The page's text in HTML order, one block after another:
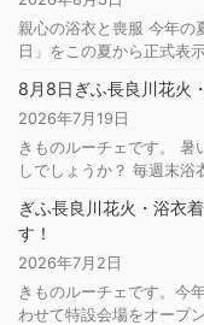
親心の浴衣と喪服 今年の
日」をこの夏から正式表
8月8日ぎふ長良川花火
2026年7月19日
きものルーチェです。 暑
しでしょうか？ 毎週末
ぎふ長良川花火・浴衣
す！
2026年7月2日
きものルーチェです。
わせて特設会場をオープ